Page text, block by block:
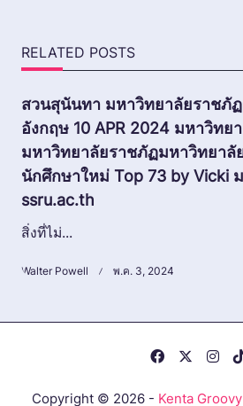
RELATED POSTS
สวนสุนันทา มหาวิทยาลัยราชภั
อังกฤษ 10 APR 2024 มหาวิทย
มหาวิทยาลัยราชภัฏมหาวิทยาลั
นักศึกษาใหม่ Top 73 by Vicki
ssru.ac.th
สิ่งที่ไม่...
Walter Powell พ.ค. 3, 2024
Copyright © 2026 - Kenta